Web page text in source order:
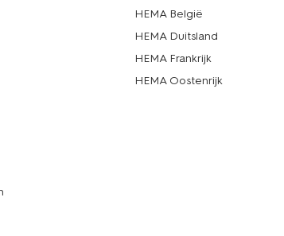
HEMA België
HEMA Duitsland
HEMA Frankrijk
HEMA Oostenrijk